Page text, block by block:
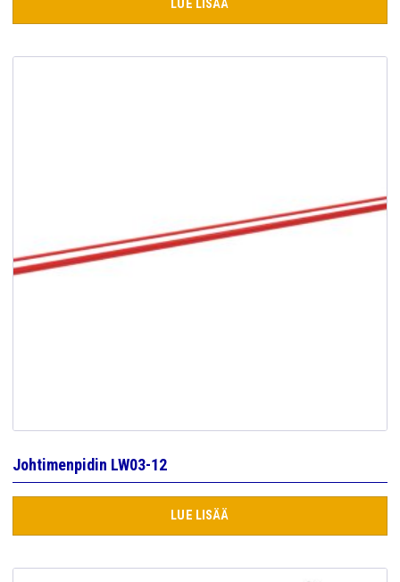
LUE LISÄÄ
Johtimenpidin LW03-12
LUE LISÄÄ